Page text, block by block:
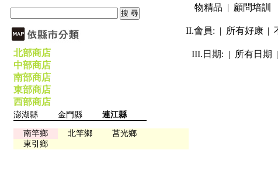
北部商店
中部商店
南部商店
東部商店
西部商店
澎湖縣 金門縣 連江縣
南竿鄉 北竿鄉
莒光鄉
東引鄉
物精品 | 顧問培訓
II.會員: | 所有好康|
III.日期: | 所有日期